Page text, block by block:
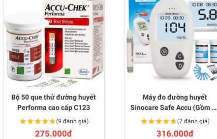
Bộ 50 que thử đường huyết
Performa cao cấp C123
★★★★★
★★★★★(9 đánh giá)
275.000đ
Máy đo đường huyết
Sinocare Safe Accu (Gồm 50
que và 50 kim) C119
★★★★★
★★★★★(7 đánh giá)
316.000đ